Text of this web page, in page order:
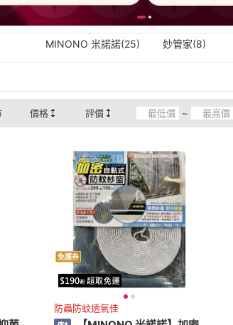
MINONO 米諾諾(25) 妙管家(8)
價格 評價 ~
免運券
防蟲防蚊透氣佳